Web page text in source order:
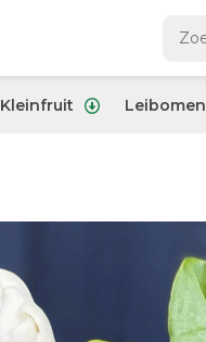
Kleinfruit Leibomen